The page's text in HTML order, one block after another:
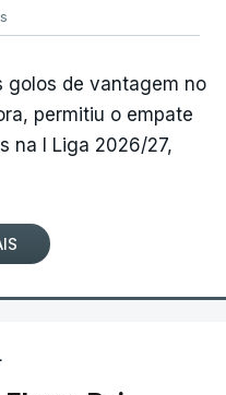
golos de vantagem no
permitiu o empate
na I Liga 2026/27,